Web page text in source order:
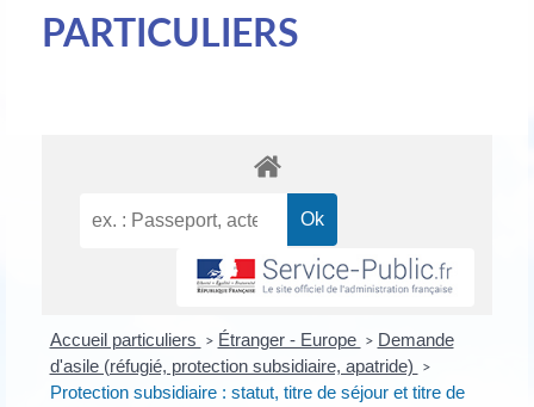
PARTICULIERS
Accueil particuliers > Étranger - Europe > Demande
d'asile (réfugié, protection subsidiaire, apatride)
>
Protection subsidiaire : statut, titre de séjour et titre de